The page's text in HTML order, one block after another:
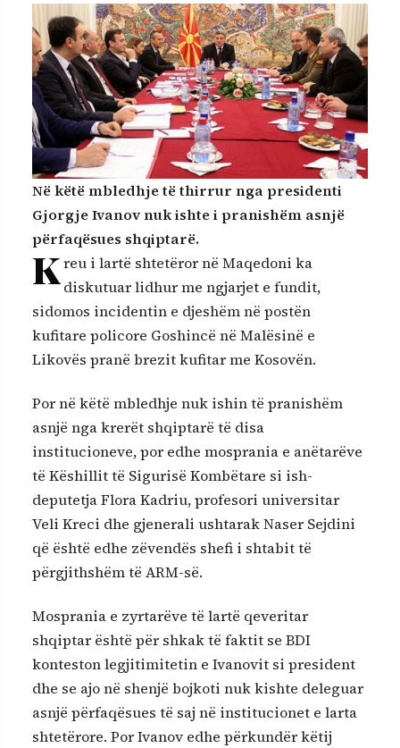
Në këtë mbledhje të thirrur nga presidenti
Gjorgje Ivanov nuk ishte i pranishëm asnjë
përfaqësues shqiptarë.
Kreu i lartë shtetëror në Maqedoni ka
diskutuar lidhur me ngjarjet e fundit,
sidomos incidentin e djeshëm në postën
kufitare policore Goshincë në Malësinë e
Likovës pranë brezit kufitar me Kosovën.
Por në këtë mbledhje nuk ishin të pranishëm
asnjë nga krerët shqiptarë të disa
institucioneve, por edhe mosprania e anëtarëve
të Këshillit të Sigurisë Kombëtare si ish-
deputetja Flora Kadriu, profesori universitar
Veli Kreci dhe gjenerali ushtarak Naser Sejdini
që është edhe zëvendës shefi i shtabit të
përgjithshëm të ARM-së.
Mosprania e zyrtarëve të lartë qeveritar
shqiptar është për shkak të faktit se BDI
konteston legjitimitetin e Ivanovit si president
dhe se ajo në shenjë bojkoti nuk kishte deleguar
asnjë përfaqësues të saj në institucionet e larta
shtetërore. Por Ivanov edhe përkundër këtij